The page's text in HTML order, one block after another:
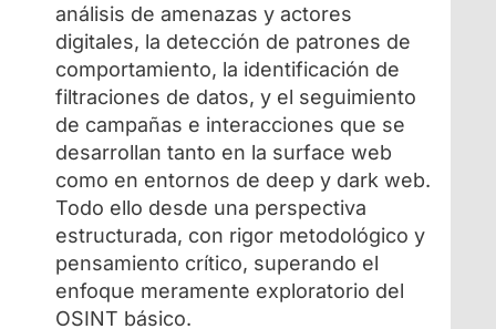
análisis de amenazas y actores
digitales, la detección de patrones de
comportamiento, la identificación de
filtraciones de datos, y el seguimiento
de campañas e interacciones que se
desarrollan tanto en la surface web
como en entornos de deep y dark web.
Todo ello desde una perspectiva
estructurada, con rigor metodológico y
pensamiento crítico, superando el
enfoque meramente exploratorio del
OSINT básico.